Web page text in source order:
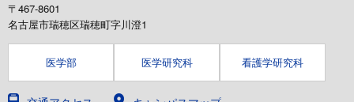
〒467-8601
名古屋市瑞穂区瑞穂町字川澄1
医学部 医学研究科 看護学研究科